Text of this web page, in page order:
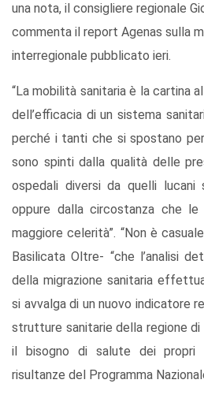
una nota, il consigliere regionale
commenta il report Agenas sulla
interregionale pubblicato ieri.
“La mobilità sanitaria è la cartina
dell’efficacia di un sistema
perché i tanti che si spostano
sono spinti dalla qualità delle
ospedali diversi da quelli
oppure dalla circostanza che
maggiore celerità”. “Non è
Basilicata Oltre- “che l’analisi
della migrazione sanitaria
si avvalga di un nuovo indicatore
strutture sanitarie della regione
il bisogno di salute dei propri
risultanze del Programma